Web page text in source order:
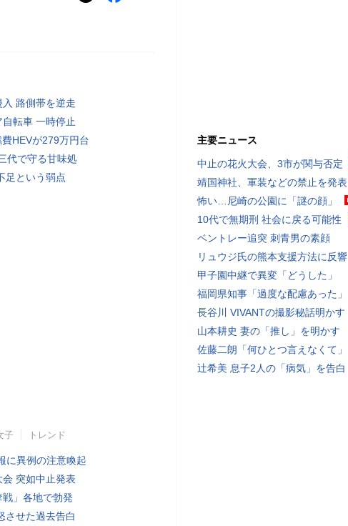
路側帯を逆走
自転車 一時停止
HEVが279万円台
代で守る甘味処
足という弱点
子 トレンド
に異例の注意喚起
突如中止発表
戦」各地で勃発
させた過去告白
主要ニュース
中止の花火大会、3市が関与否定
靖国神社、軍装などの禁止を発表
怖い…尼崎の公園に「謎の顔」
10代で無期刑 社会に戻る可能性
ベントレー追突 刺青男の素顔
リュウジ氏の熊本支援方法に反響
甲子園中継で異変「どうした」
福岡県知事「過度な配慮あった」
長谷川 VIVANTの撮影秘話明かす
山本耕史 妻の「推し」を明かす
佐藤二朗「何ひとつ言えなくて」
辻希美 息子2人の「病気」を告白